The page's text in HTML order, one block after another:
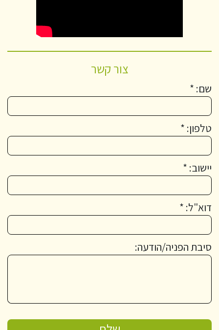
צור קשר
שם: *
טלפון: *
יישוב: *
דוא"ל: *
סיבת הפניה/הודעה: